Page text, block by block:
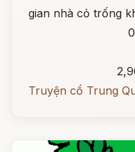
gian nhà cỏ trống
Truyện cổ Trung